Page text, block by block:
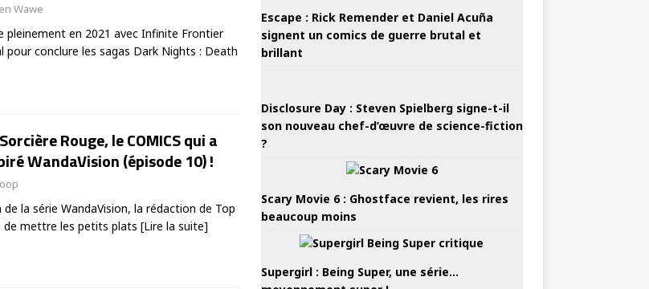
Wawe
pleinement en 2021 avec Infinite Frontier
pour conclure les sagas Dark Nights : Death
Rouge, le COMICS qui a
WandaVision (épisode 10) !
de la série WandaVision, la rédaction de Top
de mettre les petits plats [Lire la suite]
Escape : Rick Remender et Daniel Acuña
signent un comics de guerre brutal et
brillant
Disclosure Day : Steven Spielberg signe-t-il
son nouveau chef-d’œuvre de science-fiction
?
Scary Movie 6 : Ghostface revient, les rires
beaucoup moins
Supergirl : Being Super, une série…